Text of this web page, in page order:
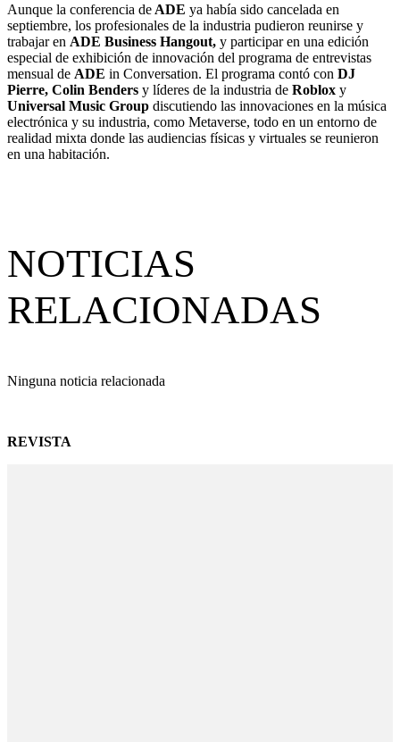
Aunque la conferencia de ADE ya había sido cancelada en
septiembre, los profesionales de la industria pudieron reunirse y
trabajar en ADE Business Hangout, y participar en una edición
especial de exhibición de innovación del programa de entrevistas
mensual de ADE in Conversation. El programa contó con DJ
Pierre, Colin Benders y líderes de la industria de Roblox y
Universal Music Group discutiendo las innovaciones en la música
electrónica y su industria, como Metaverse, todo en un entorno de
realidad mixta donde las audiencias físicas y virtuales se reunieron
en una habitación.
NOTICIAS
RELACIONADAS
Ninguna noticia relacionada
REVISTA